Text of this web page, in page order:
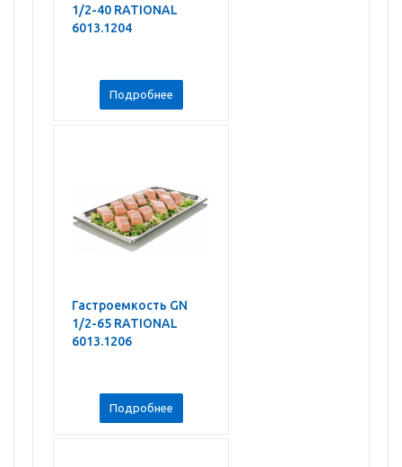
1/2-40 RATIONAL
6013.1204
Подробнее
Гастроемкость GN
1/2-65 RATIONAL
6013.1206
Подробнее